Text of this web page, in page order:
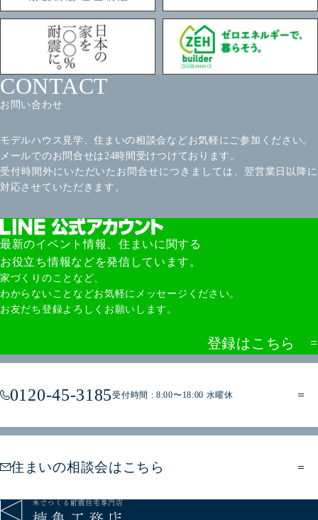
お問い合わせ
CONTACT
モデルハウス見学、住まいの相談会などお気軽にご参加ください。
メールでのお問合せは24時間受けつけております。
受付時間外にいただいたお問合せにつきましては、翌営業日以降に
対応させていただきます。
0120-45-3185受付時間 : 8:00〜18:00 水曜休
住まいの相談会はこちら
最新のイベント情報、住まいに関する
お役立ち情報などを発信しています。
家づくりのことなど、
わからないことなどお気軽にメッセージください。
お友だち登録よろしくお願いします。
登録はこちら